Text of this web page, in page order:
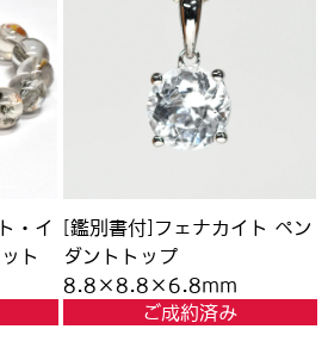
・イ
ト
[鑑別書付]フェナカイト ペン
ダントトップ
8.8×8.8×6.8mm
ご成約済み